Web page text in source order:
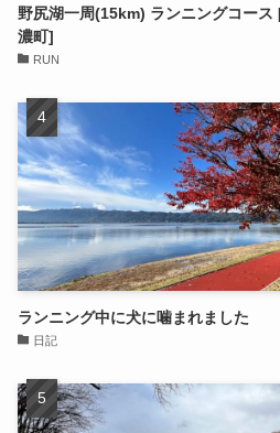
野尻湖一周(15km) ランニングコース
濃町]
RUN
ランニング中に犬に噛まれました
日記